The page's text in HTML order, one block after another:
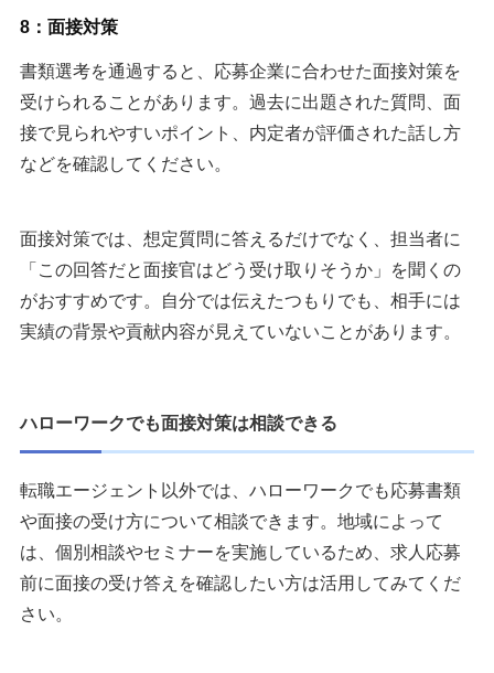
8：面接対策
書類選考を通過すると、応募企業に合わせた面接対策を
受けられることがあります。過去に出題された質問、面
接で見られやすいポイント、内定者が評価された話し方
などを確認してください。
面接対策では、想定質問に答えるだけでなく、担当者に
「この回答だと面接官はどう受け取りそうか」を聞くの
がおすすめです。自分では伝えたつもりでも、相手には
実績の背景や貢献内容が見えていないことがあります。
ハローワークでも面接対策は相談できる
転職エージェント以外では、ハローワークでも応募書類
や面接の受け方について相談できます。地域によって
は、個別相談やセミナーを実施しているため、求人応募
前に面接の受け答えを確認したい方は活用してみてくだ
さい。